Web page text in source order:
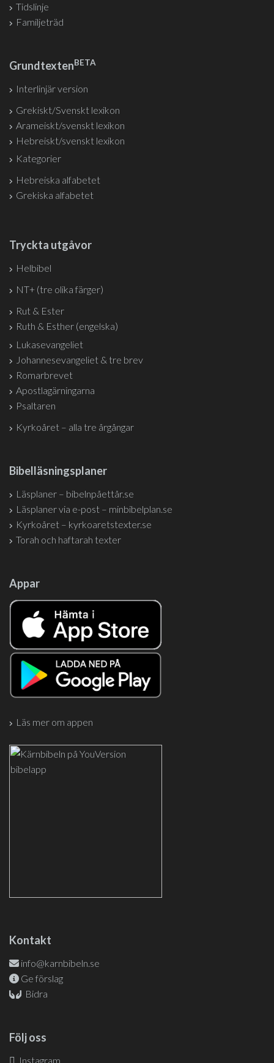
Tidslinje
Familjeträd
GrundtextenBETA
Interlinjär version
Grekiskt/Svenskt lexikon
Arameiskt/svenskt lexikon
Hebreiskt/svenskt lexikon
Kategorier
Hebreiska alfabetet
Grekiska alfabetet
Tryckta utgåvor
Helbibel
NT+ (tre olika färger)
Rut & Ester
Ruth & Esther (engelska)
Lukasevangeliet
Johannesevangeliet & tre brev
Romarbrevet
Apostlagärningarna
Psaltaren
Kyrkoåret – alla tre årgångar
Bibelläsningsplaner
Läsplaner – bibelnpåettår.se
Läsplaner via e-post – minbibelplan.se
Kyrkoåret – kyrkoaretstexter.se
Torah och haftarah texter
Appar
Läs mer om appen
Kontakt
info@karnbibeln.se
Ge förslag
Bidra
Följ oss
Instagram